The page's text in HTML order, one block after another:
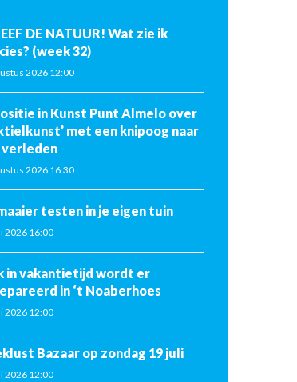
DE NATUUR! Wat zie ik
(week 32)
2026 12:00
in Kunst Punt Almelo over
met een knipoog naar
2026 16:30
Zitmaaier testen in je eigen tuin
2026 16:00
in vakantietijd wordt er
in ‘t Noaberhoes
2026 12:00
Bazaar op zondag 19 juli
2026 12:00